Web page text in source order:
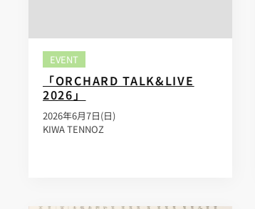
EVENT
「ORCHARD TALK&LIVE
2026」
2026年6月7日(日)
KIWA TENNOZ